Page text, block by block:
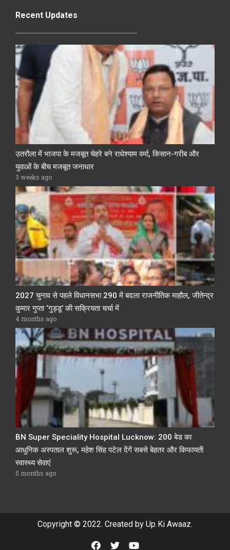
Recent Updates
उतरौला में भाजपा के मजबूत चेहरे बने राधेश्याम वर्मा, किसान-गरीब और
युवाओं के बीच मजबूत जनाधार
3 weeks ago
2027 चुनाव से पहले विधानसभा 290 में बदला राजनीतिक माहौल, जीतेन्द्र
कुमार गुप्ता ‘गुड्डू’ की सक्रियता चर्चा में
4 months ago
BN Super Speciality Hospital Lucknow: 200 बेड का
आधुनिक अस्पताल शुरू, महेश सिंह पटेल देंगें सबसे बेहतर और किफायती
स्वास्थ्य सेवाएं
5 months ago
Copyright © 2022. Created by Up Ki Awaaz.